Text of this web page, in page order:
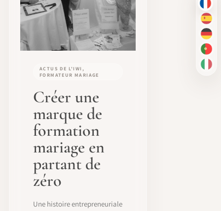
FR
ES
DE
PT-
IT
ACTUS DE L'IWI,
FORMATEUR MARIAGE
Créer une
marque de
formation
mariage en
partant de
zéro
Une histoire entrepreneuriale